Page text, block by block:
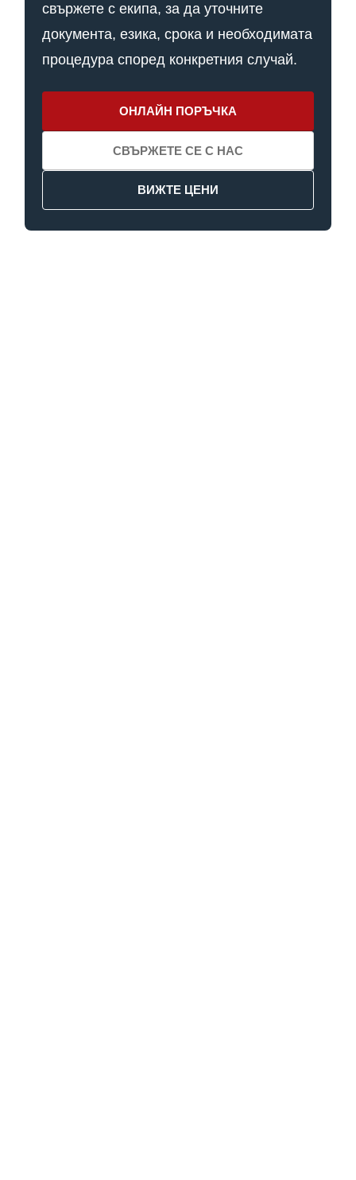
свържете с екипа, за да уточните
документа, езика, срока и необходимата
процедура според конкретния случай.
ОНЛАЙН ПОРЪЧКА
СВЪРЖЕТЕ СЕ С НАС
ВИЖТЕ ЦЕНИ